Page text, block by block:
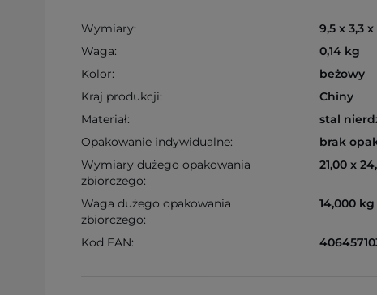
Wymiary:
9,5 x 3,3 x
Waga:
0,14 kg
Kolor:
beżowy
Kraj produkcji:
Chiny
Materiał:
stal
Opakowanie indywidualne:
brak
Wymiary dużego opakowania
zbiorczego:
21,00 x
Waga dużego opakowania
zbiorczego:
14,000 kg
Kod EAN: